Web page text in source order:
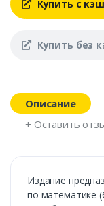
Купить с
Купить без
Описание
+ Оставить
Издание
по математике